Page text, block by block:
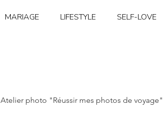
MARIAGE LIFESTYLE SELF-LOVE
Atelier photo "Réussir mes photos de voyage"